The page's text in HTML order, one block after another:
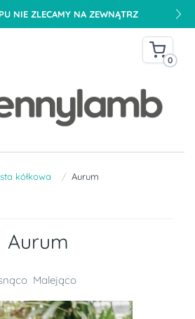
NIE ZLECAMY NA ZEWNĄTRZ
0
kółkowa Aurum
Aurum
Malejąco